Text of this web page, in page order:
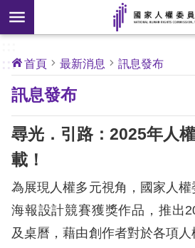
前往主要內容區塊
搜
尋
開
新
核
心
人
權
公
約
關
於
本
會
:::
首頁 最新消息 訊息發布
訊息發布
尋光．引路：2025年人
載！
為展現人權多元視角，國家人
海報設計競賽獲獎作品，推出
及桌曆，藉由創作者對於各項人